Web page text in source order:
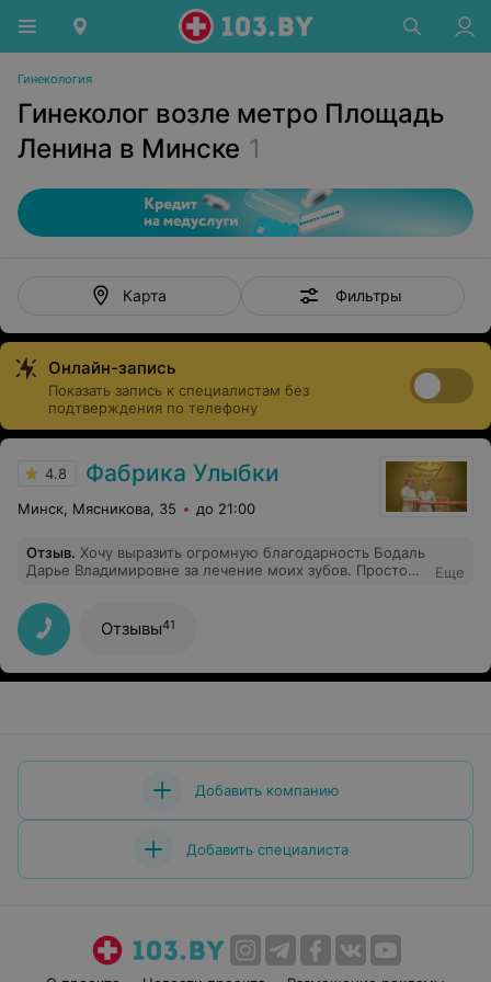
Гинекология
Гинеколог возле метро Площадь
Ленина в Минске 1
Карта Фильтры
Онлайн-запись
Показать запись к специалистам без
подтверждения по телефону
4.8 Фабрика Улыбки
Минск, Мясникова, 35 до 21:00
Отзыв. Хочу выразить огромную благодарность Бодаль
Дарье Владимировне за лечение моих зубов. Просто
Еще
Отзывы41
Добавить компанию
Добавить специалиста